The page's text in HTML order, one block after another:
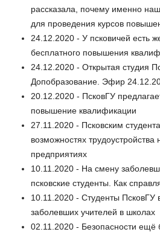
рассказала, почему именно
для проведения курсов
24.12.2020 - У псковичей есть
бесплатного повышения
24.12.2020 - Открытая студия
Допобразование. Эфир
20.12.2020 - ПсковГУ
повышение квалификации
27.11.2020 - Псковским
возможностях трудоустройства
предприятиях
10.11.2020 - На смену
псковские студенты. Как
10.11.2020 - Студенты
заболевших учителей в школах
02.11.2020 - Безопасности ещё